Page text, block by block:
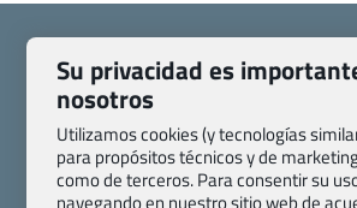
Quienes somos
Pasaporte, Visado, Salud y otras
Blog de Viajes.com
Registro
Su privacidad es
nosotros
Utilizamos cookies (y tecnologías
para propósitos técnicos y de
como de terceros. Para consentir su